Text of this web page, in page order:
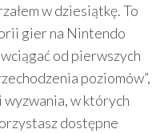
w dziesiątkę. To
gier na Nintendo
od pierwszych
poziomów”,
w których
dostępne